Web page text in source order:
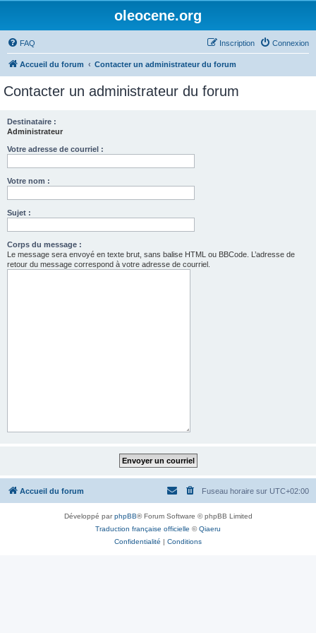
oleocene.org
FAQ Connexion
Inscription
Accueil du forum Contacter un administrateur du forum
Contacter un administrateur du forum
Destinataire :
Administrateur
Votre adresse de courriel :
Votre nom :
Sujet :
Corps du message :
Le message sera envoyé en texte brut, sans balise HTML ou BBCode. L’adresse de
retour du message correspond à votre adresse de courriel.
Accueil du forum Fuseau horaire sur UTC+02:00
Développé parphpBB® Forum Software © phpBB Limited
Traduction française officielle ©Qiaeru
Confidentialité | Conditions